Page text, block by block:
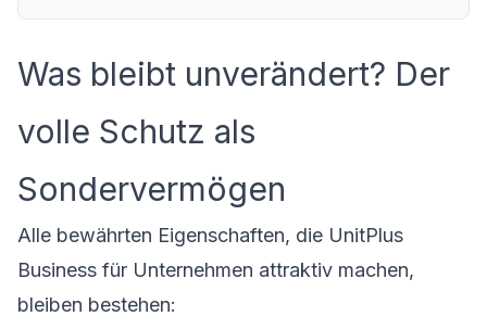
Was bleibt unverändert? Der
volle Schutz als
Sondervermögen
Alle bewährten Eigenschaften, die UnitPlus
Business für Unternehmen attraktiv machen,
bleiben bestehen: